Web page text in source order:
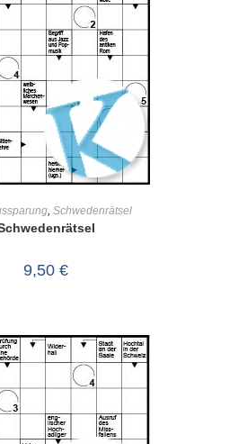
, Schwedenrätsel
9,50 €